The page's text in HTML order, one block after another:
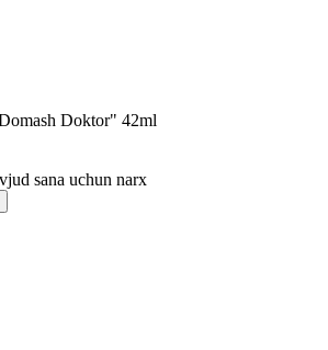
Doktor" 42ml
sana uchun narx